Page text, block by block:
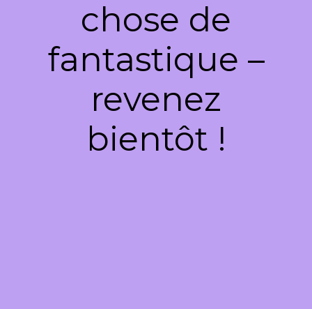
chose de
fantastique –
revenez
bientôt !